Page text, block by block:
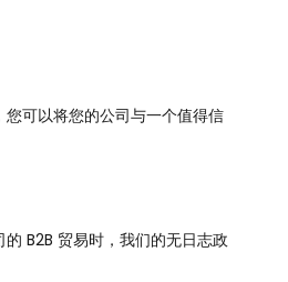
可以将您的公司与一个值得信
B2B 贸易时，我们的无日志政